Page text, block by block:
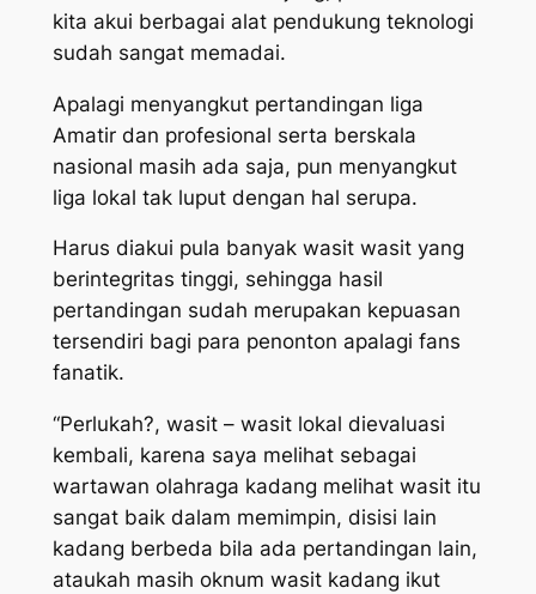
kita akui berbagai alat pendukung teknologi
sudah sangat memadai.
Apalagi menyangkut pertandingan liga
Amatir dan profesional serta berskala
nasional masih ada saja, pun menyangkut
liga lokal tak luput dengan hal serupa.
Harus diakui pula banyak wasit wasit yang
berintegritas tinggi, sehingga hasil
pertandingan sudah merupakan kepuasan
tersendiri bagi para penonton apalagi fans
fanatik.
“Perlukah?, wasit – wasit lokal dievaluasi
kembali, karena saya melihat sebagai
wartawan olahraga kadang melihat wasit itu
sangat baik dalam memimpin, disisi lain
kadang berbeda bila ada pertandingan lain,
ataukah masih oknum wasit kadang ikut